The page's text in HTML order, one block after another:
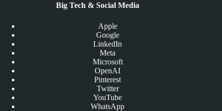
Big Tech & Social Media
Apple
Google
LinkedIn
Meta
Microsoft
OpenAI
Pinterest
Twitter
YouTube
WhatsApp